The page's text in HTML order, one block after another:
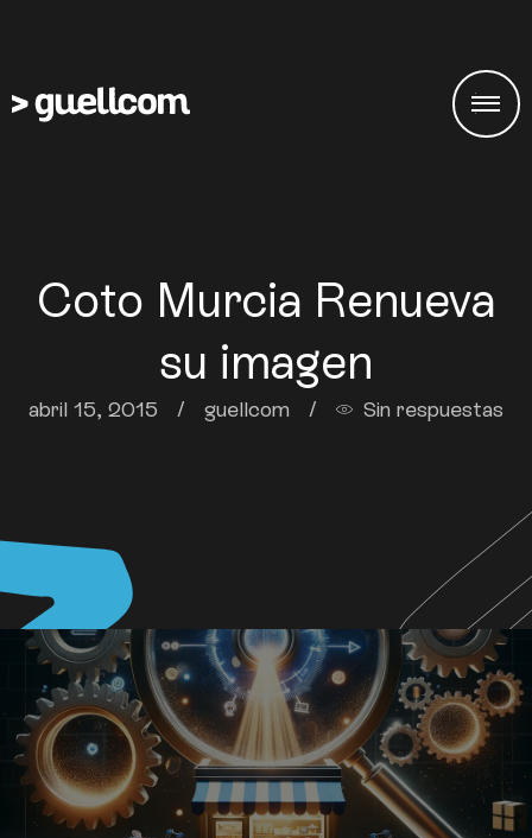
Coto Murcia Renueva
su imagen
abril 15, 2015 / guellcom / Sin respuestas